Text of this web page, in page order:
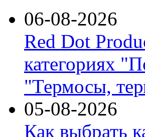
06-08-2026
Red Dot
категориях
"Термосы,
05-08-2026
Как выбрать